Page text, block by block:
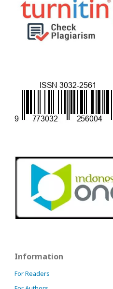
Information
For Readers